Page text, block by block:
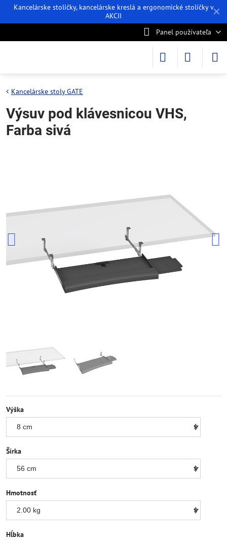
✕
Kancelárske stoličky, kancelárske kreslá a ergonomické stoličky v
AKCII
Panel používateľa
Kancelárske stoly GATE
Výsuv pod klávesnicou VHS,
Farba sivá
Výška
Šírka
Hmotnosť
Hĺbka